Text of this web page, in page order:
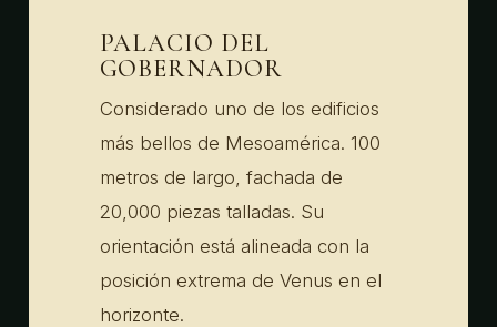
PALACIO DEL
GOBERNADOR
Considerado uno de los edificios
más bellos de Mesoamérica. 100
metros de largo, fachada de
20,000 piezas talladas. Su
orientación está alineada con la
posición extrema de Venus en el
horizonte.